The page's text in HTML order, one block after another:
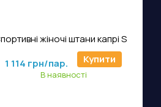
Спортивні жіночі штани капрі Spandex Pants NPC
1 114 грн/пар. Купити
В наявності